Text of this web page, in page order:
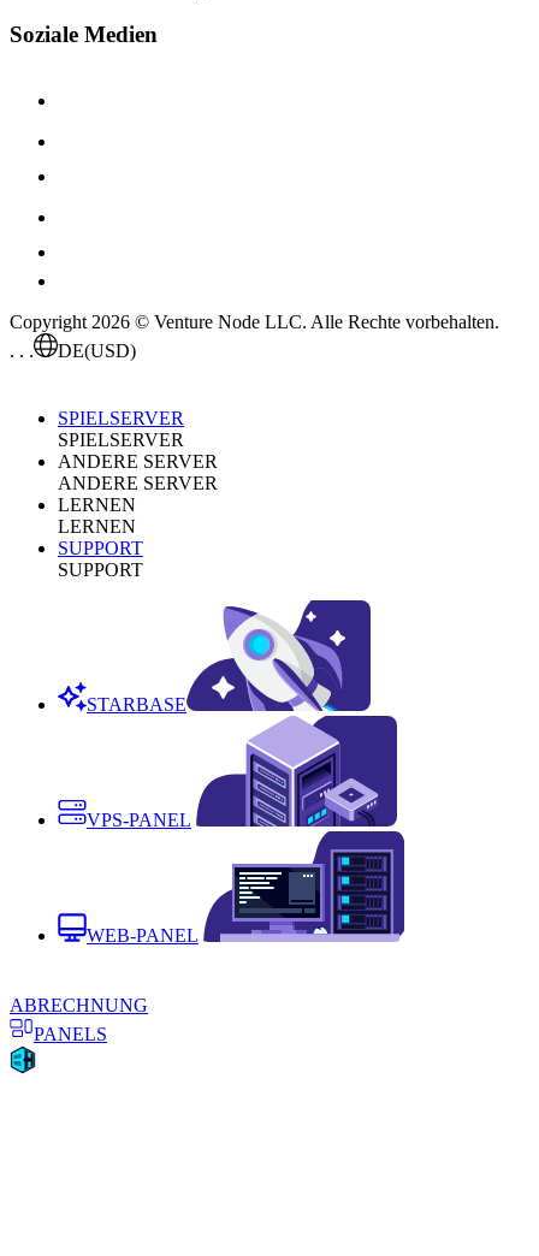
Soziale Medien
Copyright 2026 © Venture Node LLC. Alle Rechte vorbehalten.
. . .
DE(USD)
SPIELSERVER
SPIELSERVER
ANDERE SERVER
ANDERE SERVER
LERNEN
LERNEN
SUPPORT
SUPPORT
STARBASE
VPS-PANEL
WEB-PANEL
ABRECHNUNG
PANELS